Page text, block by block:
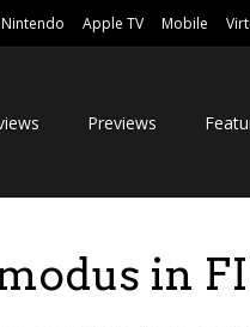
Nintendo Apple TV Mobile
Previews
in